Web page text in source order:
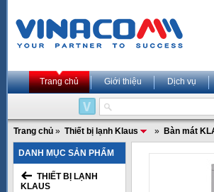
Trang chủ Giới thiệu Dịch vụ
Trang chủ » Thiết bị lạnh Klaus » Bàn mát
DANH MỤC SẢN PHẨM
THIẾT BỊ LẠNH
KLAUS